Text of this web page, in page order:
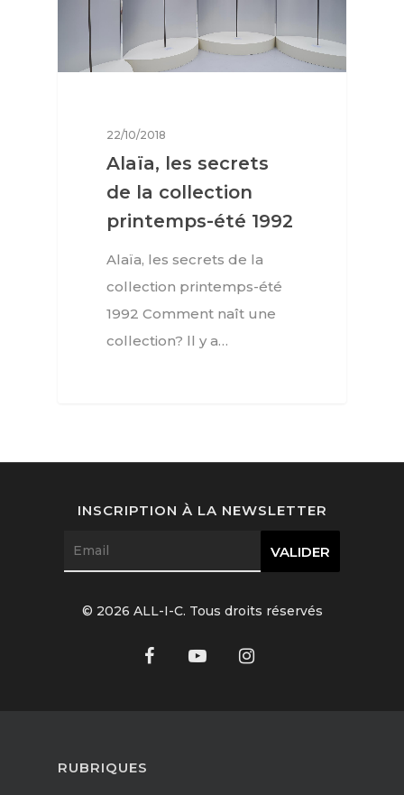
22/10/2018
Alaïa, les secrets
de la collection
printemps-été 1992
Alaïa, les secrets de la
collection printemps-été
1992 Comment naît une
collection? ll y a…
RUBRIQUES
INSCRIPTION À LA NEWSLETTER
© 2026 ALL-I-C. Tous droits réservés
Mode
Horlogerie